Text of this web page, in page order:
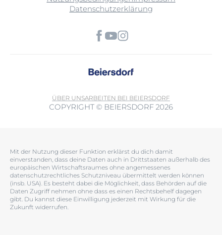
Datenschutzerklärung
ÜBER UNSARBEITEN BEI BEIERSDORF
COPYRIGHT © BEIERSDORF 2026
Mit der Nutzung dieser Funktion erklärst du dich damit
einverstanden, dass deine Daten auch in Drittstaaten außerhalb des
europäischen Wirtschaftsraumes ohne angemessenes
datenschutzrechtliches Schutzniveau übermittelt werden können
(insb. USA). Es besteht dabei die Möglichkeit, dass Behörden auf die
Daten Zugriff nehmen ohne dass es einen Rechtsbehelf dagegen
gibt. Du kannst diese Einwilligung jederzeit mit Wirkung für die
Zukunft widerrufen.